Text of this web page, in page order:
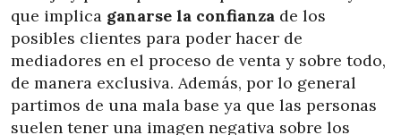
que implica ganarse la confianza de los
posibles clientes para poder hacer de
mediadores en el proceso de venta y sobre todo,
de manera exclusiva. Además, por lo general
partimos de una mala base ya que las personas
suelen tener una imagen negativa sobre los